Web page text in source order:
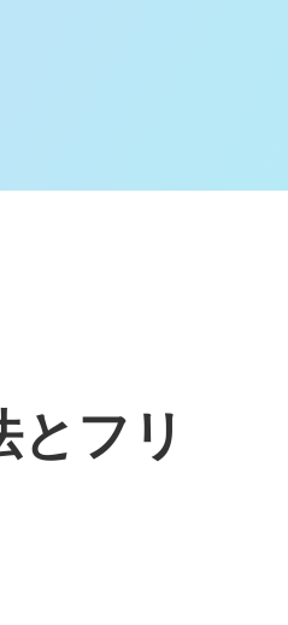
とフリ